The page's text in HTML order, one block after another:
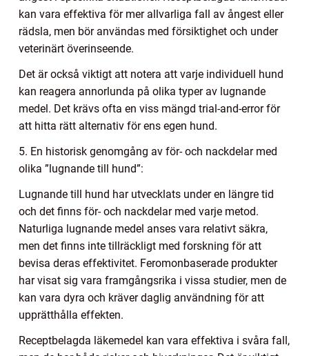
kan vara effektiva för mer allvarliga fall av ångest eller
rädsla, men bör användas med försiktighet och under
veterinärt överinseende.
Det är också viktigt att notera att varje individuell hund
kan reagera annorlunda på olika typer av lugnande
medel. Det krävs ofta en viss mängd trial-and-error för
att hitta rätt alternativ för ens egen hund.
5. En historisk genomgång av för- och nackdelar med
olika ”lugnande till hund”:
Lugnande till hund har utvecklats under en längre tid
och det finns för- och nackdelar med varje metod.
Naturliga lugnande medel anses vara relativt säkra,
men det finns inte tillräckligt med forskning för att
bevisa deras effektivitet. Feromonbaserade produkter
har visat sig vara framgångsrika i vissa studier, men de
kan vara dyra och kräver daglig användning för att
upprätthålla effekten.
Receptbelagda läkemedel kan vara effektiva i svåra fall,